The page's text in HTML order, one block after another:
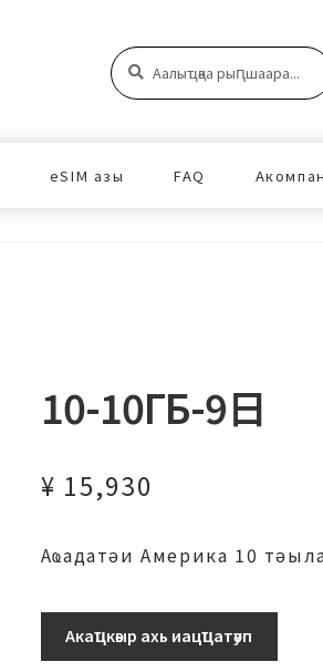
Аԥшаара:
Аԥшаара
eSIM азы FAQ
10-10ГБ-9日
¥ 15,930
Аҩадатәи Америка 10
10ГБ-9
Акаҵкәыр ахь иацҵатәуп